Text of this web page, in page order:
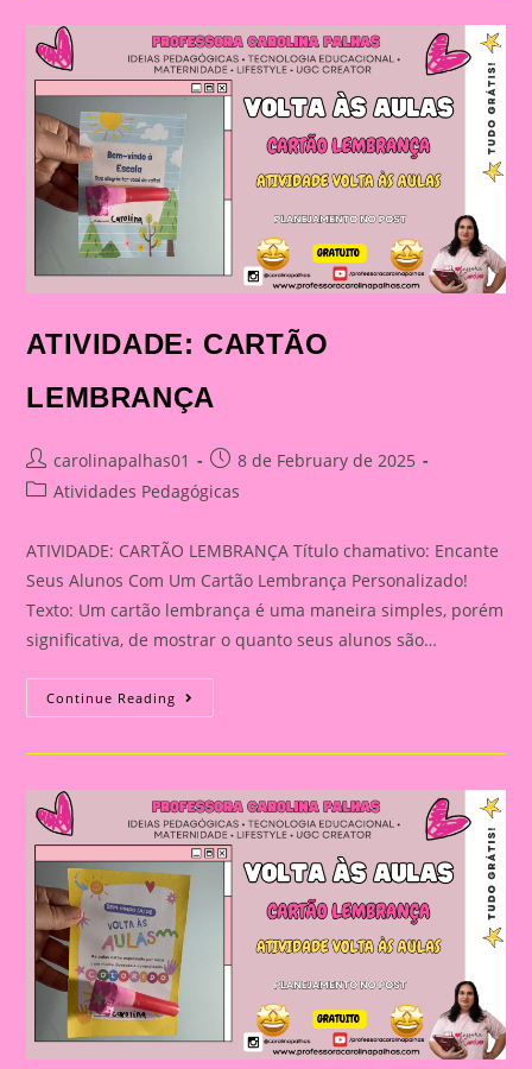
SEUS
ALUNOS
SE
SENTIREM
ESPECIAIS
ATIVIDADE: CARTÃO
LEMBRANÇA
Post
author:
carolinapalhas01
Post
published:
8 de February de 2025
PostAtividades Pedagógicas
ATIVIDADE: CARTÃO LEMBRANÇA Título chamativo: Encante
Seus Alunos Com Um Cartão Lembrança Personalizado!
Texto: Um cartão lembrança é uma maneira simples, porém
significativa, de mostrar o quanto seus alunos são…
Continue Reading ATIVIDADE:
CARTÃO